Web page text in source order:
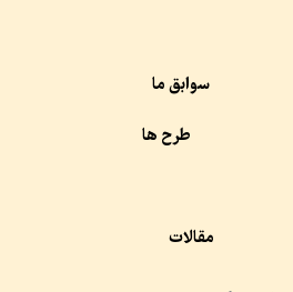
سوابق ما
طرح ها
مقالات